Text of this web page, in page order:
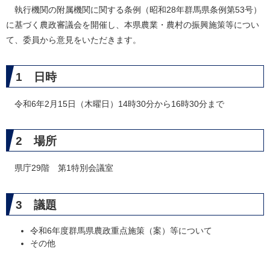
執行機関の附属機関に関する条例（昭和28年群馬県条例第53号）
に基づく農政審議会を開催し、本県農業・農村の振興施策等につい
て、委員から意見をいただきます。
1 日時
令和6年2月15日（木曜日）14時30分から16時30分まで
2 場所
県庁29階 第1特別会議室
3 議題
令和6年度群馬県農政重点施策（案）等について
その他